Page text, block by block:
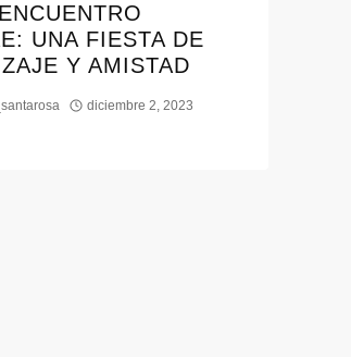
UNA FIESTA DE
Y AMISTAD
diciembre 2, 2023